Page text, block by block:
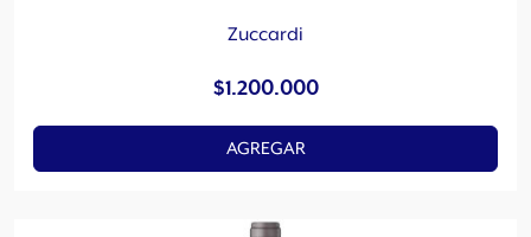
Zuccardi
$1.200.000
AGREGAR